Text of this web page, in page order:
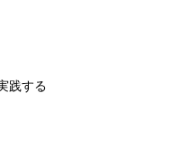
践する